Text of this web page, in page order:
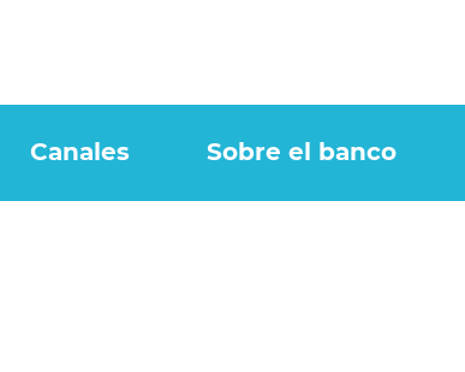
Canales Sobre el banco